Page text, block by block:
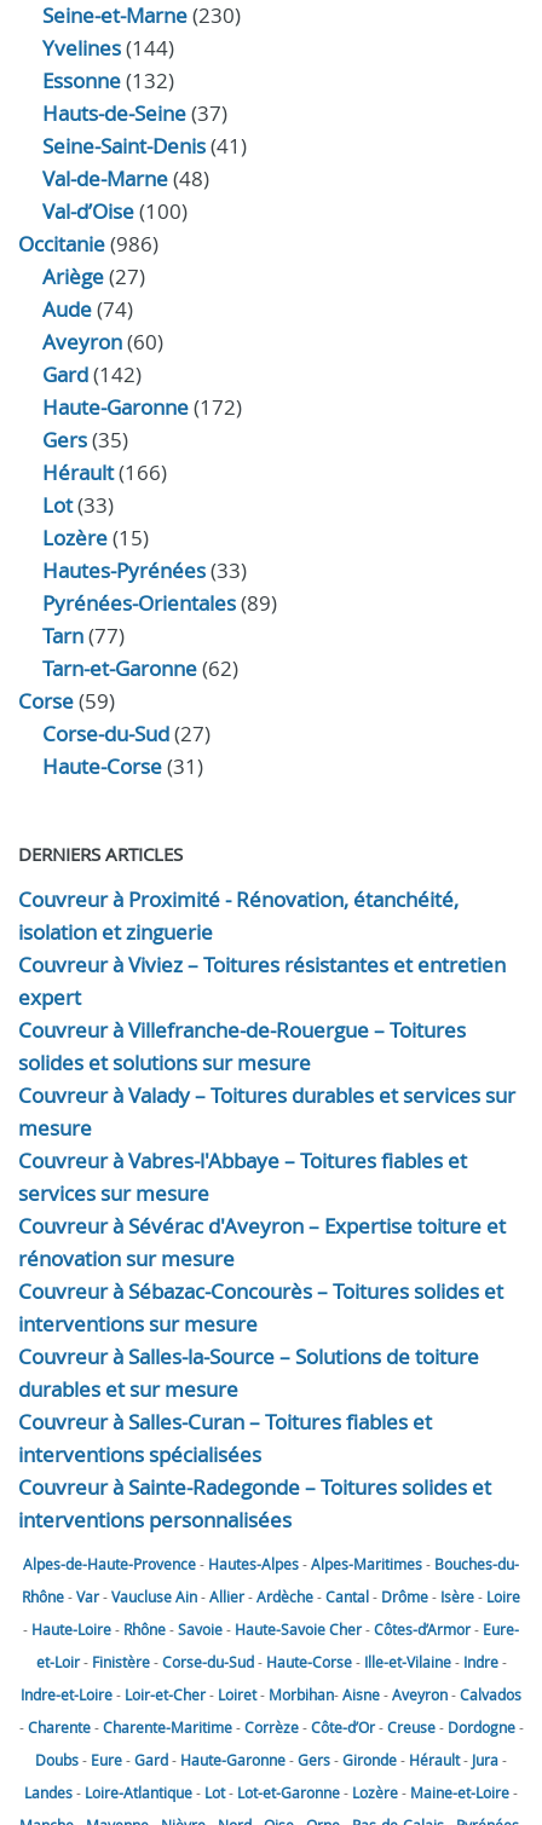
Seine-et-Marne(230)
Yvelines(144)
Essonne(132)
Hauts-de-Seine(37)
Seine-Saint-Denis(41)
Val-de-Marne(48)
Val-d’Oise(100)
Occitanie(986)
Ariège(27)
Aude(74)
Aveyron(60)
Gard(142)
Haute-Garonne(172)
Gers(35)
Hérault(166)
Lot(33)
Lozère(15)
Hautes-Pyrénées(33)
Pyrénées-Orientales(89)
Tarn(77)
Tarn-et-Garonne(62)
Corse(59)
Corse-du-Sud(27)
Haute-Corse(31)
DERNIERS ARTICLES
Couvreur à Proximité - Rénovation, étanchéité,
isolation et zinguerie
Couvreur à Viviez – Toitures résistantes et entretien
expert
Couvreur à Villefranche-de-Rouergue – Toitures
solides et solutions sur mesure
Couvreur à Valady – Toitures durables et services sur
mesure
Couvreur à Vabres-l'Abbaye – Toitures fiables et
services sur mesure
Couvreur à Sévérac d'Aveyron – Expertise toiture et
rénovation sur mesure
Couvreur à Sébazac-Concourès – Toitures solides et
interventions sur mesure
Couvreur à Salles-la-Source – Solutions de toiture
durables et sur mesure
Couvreur à Salles-Curan – Toitures fiables et
interventions spécialisées
Couvreur à Sainte-Radegonde – Toitures solides et
interventions personnalisées
Alpes-de-Haute-Provence- Hautes-Alpes-Alpes-Maritimes- Bouches-du-
Rhône-Var-VaucluseAin-Allier-Ardèche-Cantal- Drôme- Isère- Loire
- Haute-Loire- Rhône-Savoie- Haute-SavoieCher-Côtes-d’Armor- Eure-
et-Loir- Finistère-Corse-du-Sud- Haute-Corse- Ille-et-Vilaine- Indre-
Indre-et-Loire- Loir-et-Cher- Loiret- Morbihan-Aisne-Aveyron-Calvados
-Charente-Charente-Maritime-Corrèze-Côte-d’Or-Creuse- Dordogne-
Doubs- Eure-Gard- Haute-Garonne-Gers-Gironde- Hérault- Jura-
Landes- Loire-Atlantique- Lot- Lot-et-Garonne- Lozère- Maine-et-Loire-